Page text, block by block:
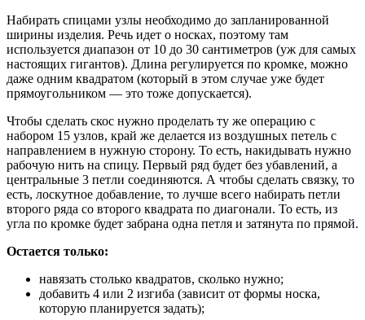
Набирать спицами узлы необходимо до запланированной
ширины изделия. Речь идет о носках, поэтому там
используется диапазон от 10 до 30 сантиметров (уж для самых
настоящих гигантов). Длина регулируется по кромке, можно
даже одним квадратом (который в этом случае уже будет
прямоугольником — это тоже допускается).
Чтобы сделать скос нужно проделать ту же операцию с
набором 15 узлов, край же делается из воздушных петель с
направлением в нужную сторону. То есть, накидывать нужно
рабочую нить на спицу. Первый ряд будет без убавлений, а
центральные 3 петли соединяются. А чтобы сделать связку, то
есть, лоскутное добавление, то лучше всего набирать петли
второго ряда со второго квадрата по диагонали. То есть, из
угла по кромке будет забрана одна петля и затянута по прямой.
Остается только:
навязать столько квадратов, сколько нужно;
добавить 4 или 2 изгиба (зависит от формы носка,
которую планируется задать);